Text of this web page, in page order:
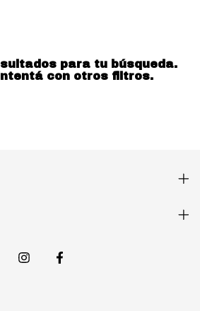
para tu búsqueda.
con otros filtros.